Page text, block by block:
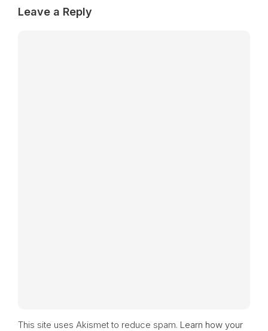
Leave a Reply
This site uses Akismet to reduce spam. Learn how your